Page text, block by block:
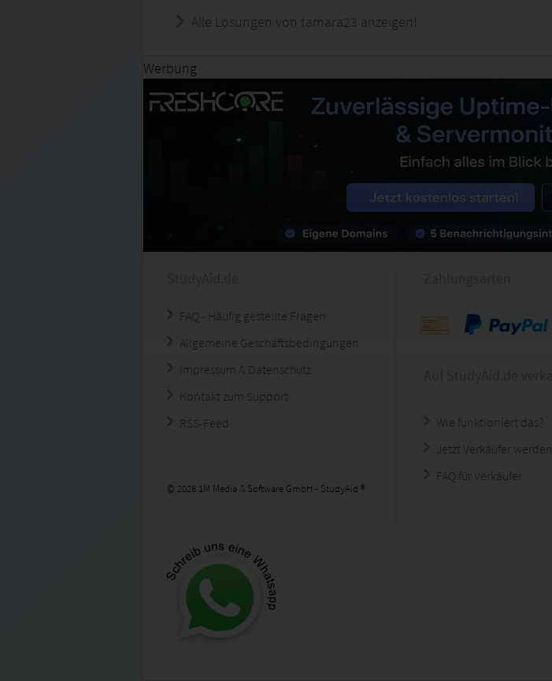
Alle Lösungen von tamara23 anzeigen!
Werbung
FAQ - Häufig gestellte Fragen
Allgemeine Geschäftsbedingungen
Impressum & Datenschutz
Kontakt zum Support
RSS-Feed
© 2026 1M Media & Software GmbH - StudyAid ®
Wie funktioniert das?
Jetzt Verkäufer werden
FAQ für Verkäufer